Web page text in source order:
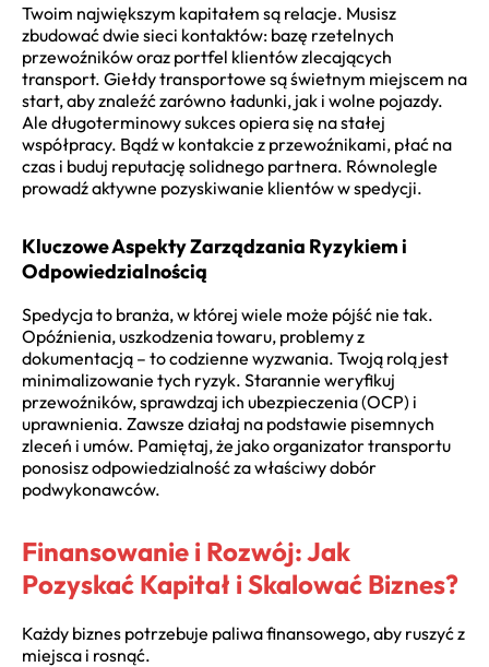
Twoim największym kapitałem są relacje. Musisz
zbudować dwie sieci kontaktów: bazę rzetelnych
przewoźników oraz portfel klientów zlecających
transport. Giełdy transportowe są świetnym miejscem na
start, aby znaleźć zarówno ładunki, jak i wolne pojazdy.
Ale długoterminowy sukces opiera się na stałej
współpracy. Bądź w kontakcie z przewoźnikami, płać na
czas i buduj reputację solidnego partnera. Równolegle
prowadź aktywne pozyskiwanie klientów w spedycji.
Kluczowe Aspekty Zarządzania Ryzykiem i
Odpowiedzialnością
Spedycja to branża, w której wiele może pójść nie tak.
Opóźnienia, uszkodzenia towaru, problemy z
dokumentacją – to codzienne wyzwania. Twoją rolą jest
minimalizowanie tych ryzyk. Starannie weryfikuj
przewoźników, sprawdzaj ich ubezpieczenia (OCP) i
uprawnienia. Zawsze działaj na podstawie pisemnych
zleceń i umów. Pamiętaj, że jako organizator transportu
ponosisz odpowiedzialność za właściwy dobór
podwykonawców.
Finansowanie i Rozwój: Jak
Pozyskać Kapitał i Skalować Biznes?
Każdy biznes potrzebuje paliwa finansowego, aby ruszyć z
miejsca i rosnąć.